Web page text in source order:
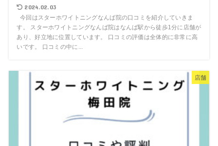
2024.02.03
今回はスターホワイトニングなんば院の口コミを紹介していきま
す。 スターホワイトニングなんば院はなんば駅から徒歩1分に店舗が
あり、好立地に位置しています。 口コミの評価は全体的に非常に高
いです。 口コミの中に...
店舗